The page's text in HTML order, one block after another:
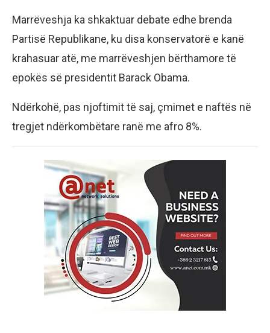
Marrëveshja ka shkaktuar debate edhe brenda
Partisë Republikane, ku disa konservatorë e kanë
krahasuar atë, me marrëveshjen bërthamore të
epokës së presidentit Barack Obama.
Ndërkohë, pas njoftimit të saj, çmimet e naftës në
tregjet ndërkombëtare ranë me afro 8%.